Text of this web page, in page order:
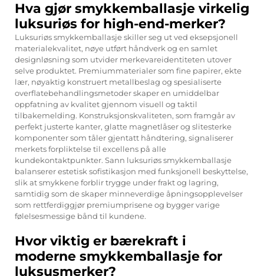
Hva gjør smykkemballasje virkelig
luksuriøs for high-end-merker?
Luksuriøs smykkemballasje skiller seg ut ved eksepsjonell
materialekvalitet, nøye utført håndverk og en samlet
designløsning som utvider merkevareidentiteten utover
selve produktet. Premiummaterialer som fine papirer, ekte
lær, nøyaktig konstruert metallbeslag og spesialiserte
overflatebehandlingsmetoder skaper en umiddelbar
oppfatning av kvalitet gjennom visuell og taktil
tilbakemelding. Konstruksjonskvaliteten, som framgår av
perfekt justerte kanter, glatte magnetlåser og slitesterke
komponenter som tåler gjentatt håndtering, signaliserer
merkets forpliktelse til excellens på alle
kundekontaktpunkter. Sann luksuriøs smykkemballasje
balanserer estetisk sofistikasjon med funksjonell beskyttelse,
slik at smykkene forblir trygge under frakt og lagring,
samtidig som de skaper minneverdige åpningsopplevelser
som rettferdiggjør premiumprisene og bygger varige
følelsesmessige bånd til kundene.
Hvor viktig er bærekraft i
moderne smykkemballasje for
luksusmerker?